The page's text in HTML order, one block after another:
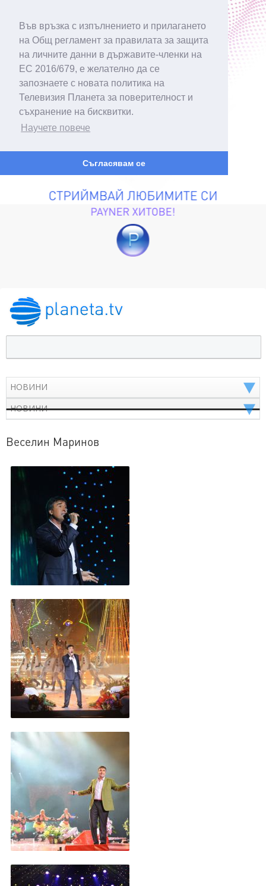
Във връзка с изпълнението и прилагането
на Общ регламент за правилата за защита
на личните данни в държавите-членки на
ЕС 2016/679, е желателно да се
запознаете с новата политика на
Телевизия Планета за поверителност и
съхранение на бисквитки.
Научете повече
Съгласявам се
Веселин Маринов